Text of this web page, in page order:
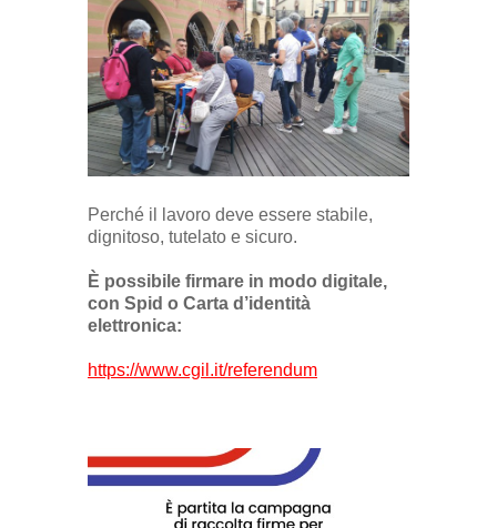
Perché il lavoro deve essere stabile,
dignitoso, tutelato e sicuro.
È possibile firmare in modo digitale,
con Spid o Carta d’identità
elettronica:
https://www.cgil.it/referendum